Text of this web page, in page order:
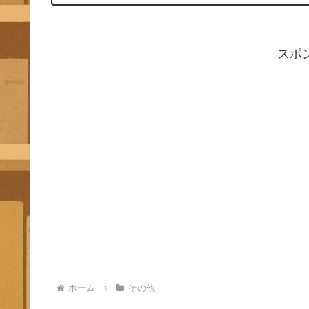
スポ
ホーム その他